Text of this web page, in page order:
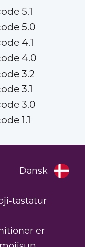
5.1
5.0
4.1
4.0
3.2
3.1
3.0
1.1
Dansk
tastatur
er